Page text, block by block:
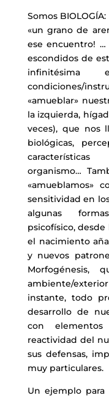
Somos
«un grano de
ese encuentro! …
escondidos de
infinitésima
condiciones/
«amueblar»
la izquierda,
veces), que nos
biológicas,
organismo…
«amueblamos»
sensitividad en
algunas
psicofísico,
el nacimiento
y nuevos
Morfogénesis,
ambiente/
instante, todo
desarrollo de
con
reactividad del
sus defensas,
muy particulares.
Un ejemplo